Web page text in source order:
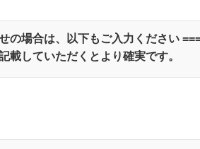
の場合は、以下もご入力ください
していただくとより確実です。